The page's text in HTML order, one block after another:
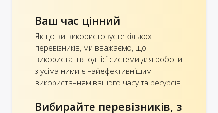
Ваш час цінний
Якщо ви використовуєте кількох
перевізників, ми вважаємо, що
використання однієї системи для роботи
з усіма ними є найефективнішим
використанням вашого часу та ресурсів.
Вибирайте перевізників, з